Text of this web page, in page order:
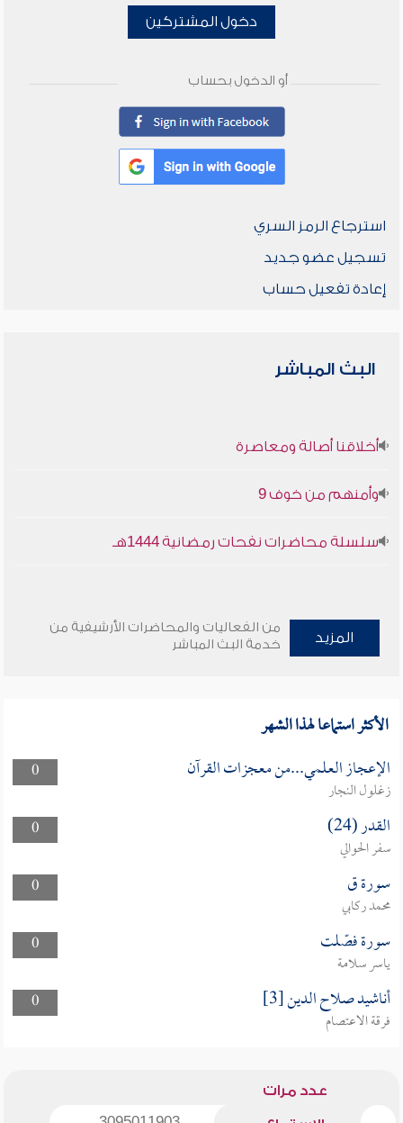
دخول المشتركين
أو الدخول بحساب
استرجاع الرمز السري
تسجيل عضو جديد
إعادة تفعيل حساب
البث المباشر
أخلاقنا أصالة ومعاصرة
وأمنهم من خوف 9
سلسلة محاضرات نفحات رمضانية 1444هـ
المزيد
من الفعاليات والمحاضرات الأرشيفية من
خدمة البث المباشر
الأكثر استماعا لهذا الشهر
0 الإعجاز العلمي...من معجزات القرآن
زغلول النجار
0
القدر (24)
سفر الحوالي
0
سورة ق
محمد ركابي
0
سورة فصّلت
ياسر سلامة
0
أناشيد صلاح الدين [3]
فرقة الاعتصام
عدد مرات